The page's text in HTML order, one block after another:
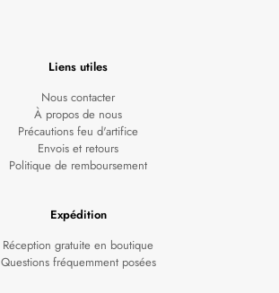
Liens utiles
Nous contacter
À propos de nous
Précautions feu d'artifice
Envois et retours
Politique de remboursement
Expédition
Réception gratuite en boutique
Questions fréquemment posées